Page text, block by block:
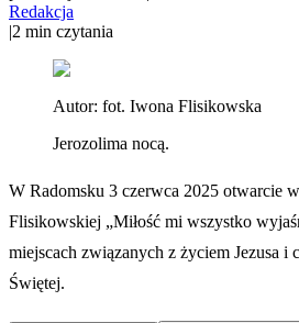
Redakcja
|2 min czytania
Autor: fot. Iwona Flisikowska
Jerozolima nocą.
W Radomsku 3 czerwca 2025 otwarcie
Flisikowskiej „Miłość mi wszystko
miejscach związanych z życiem Jezusa i
Świętej.